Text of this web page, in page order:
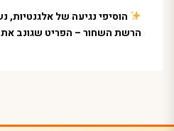
הוסיפי נגיעה של אלגנטיות,
הרשת השחור – הפריט שגונב